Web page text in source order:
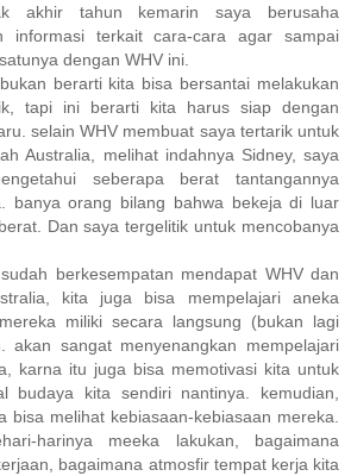
akhir tahun kemarin saya berusaha
informasi terkait cara-cara agar sampai
dengan WHV ini.
berarti kita bisa bersantai melakukan
tapi ini berarti kita harus siap dengan
selain WHV membuat saya tertarik untuk
Australia, melihat indahnya Sidney, saya
seberapa berat tantangannya
banya orang bilang bahwa bekeja di luar
Dan saya tergelitik untuk mencobanya
berkesempatan mendapat WHV dan
kita juga bisa mempelajari aneka
miliki secara langsung (bukan lagi
akan sangat menyenangkan mempelajari
karna itu juga bisa memotivasi kita untuk
budaya kita sendiri nantinya. kemudian,
bisa melihat kebiasaan-kebiasaan mereka.
harinya meeka lakukan, bagaimana
bagaimana atmosfir tempat kerja kita